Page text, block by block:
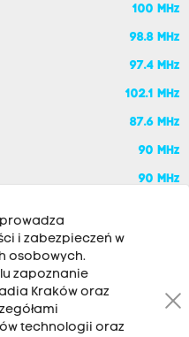
100 MHz
98.8 MHz
97.4 MHz
102.1 MHz
87.6 MHz
90 MHz
90 MHz
i zabezpieczeń w
osobowych.
zapoznanie
Kraków oraz
technologii oraz